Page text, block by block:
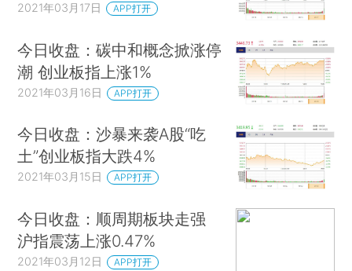
2021年03月17日 APP打开
今日收盘：碳中和概念掀涨停
潮 创业板指上涨1%
2021年03月16日 APP打开
今日收盘：沙暴来袭A股“吃
土”创业板指大跌4%
2021年03月15日 APP打开
今日收盘：顺周期板块走强
沪指震荡上涨0.47%
2021年03月12日 APP打开